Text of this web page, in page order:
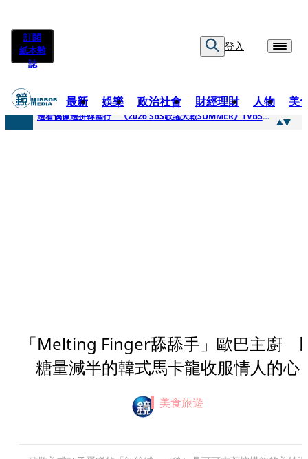
訂閱
紙本雜
誌
登入
最新 娛樂 政治社會 財經理財 人物 美
快訊
邊看偶像邊拚韓國行 《2026 SBS歌謠大戰SUMMER》TVBS直播祭追星福利
「Melting Finger舔舔手」歐巴主廚
糖量減半的韓式馬卡龍收服情人的心
美食旅遊